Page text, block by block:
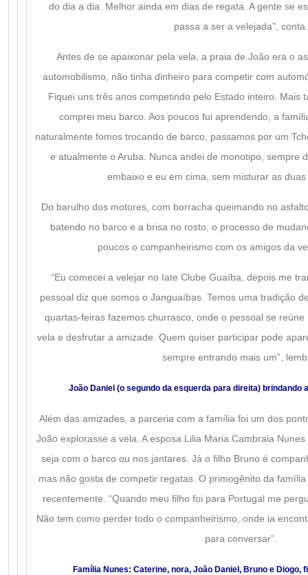
do dia a dia. Melhor ainda em dias de regata. A gente se
passa a ser a velejada”, conta.
Antes de se apaixonar pela vela, a praia de João era o
automobilismo, não tinha dinheiro para competir com
Fiquei uns três anos competindo pelo Estado inteiro. Mais
comprei meu barco. Aos poucos fui aprendendo, a
naturalmente fomos trocando de barco, passamos por um
e atualmente o Aruba. Nunca andei de monotipo, sempre
embaixo e eu em cima, sem misturar as duas
Do barulho dos motores, com borracha queimando no
batendo no barco e a brisa no rosto, o processo de
poucos o companheirismo com os amigos da
“Eu comecei a velejar no Iate Clube Guaíba, depois me
pessoal diz que somos o Janguaíbas. Temos uma tradição
quartas-feiras fazemos churrasco, onde o pessoal se
vela e desfrutar a amizade. Quem quiser participar pode
sempre entrando mais um”,
João Daniel (o segundo da esquerda para direita) brindando
Além das amizades, a parceria com a família foi um dos
João explorasse a vela. A esposa Lilia Maria Cambraia
seja com o barco ou nos jantares. Já o filho Bruno é
mas não gosta de competir regatas. O primogênito da
recentemente. “Quando meu filho foi para Portugal me
Não tem como perder todo o companheirismo, onde ia
para conversar”.
Família Nunes: Caterine, nora, João Daniel, Bruno e Diogo,